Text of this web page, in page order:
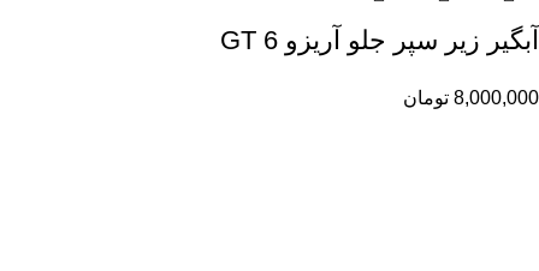
آبگیر زیر سپر جلو آریزو 6 GT
8,000,000 تومان